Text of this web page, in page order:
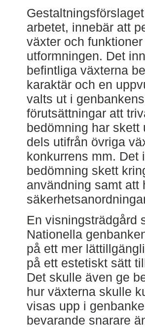
arbetet, innebär att
växter och
utformningen. Det
befintliga växterna
karaktär och en
valts ut i
förutsättningar att
bedömning har
dels utifrån övriga
konkurrens mm. Det
bedömning skett
användning samt att
En visningsträdgård
Nationella
på ett mer
på ett estetiskt sätt
Det skulle även ge
hur växterna skulle
visas upp i
bevarande snarare